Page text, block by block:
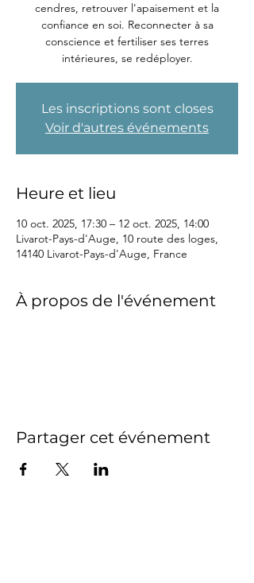
cendres, retrouver l'apaisement et la
confiance en soi. Reconnecter à sa
conscience et fertiliser ses terres
intérieures, se redéployer.
Les inscriptions sont closes
Voir d'autres événements
Heure et lieu
10 oct. 2025, 17:30 – 12 oct. 2025, 14:00
Livarot-Pays-d'Auge, 10 route des loges,
14140 Livarot-Pays-d'Auge, France
À propos de l'événement
Partager cet événement